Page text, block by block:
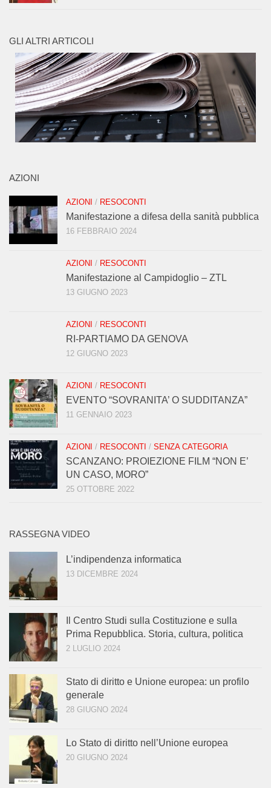
GLI ALTRI ARTICOLI
AZIONI
AZIONI / RESOCONTI
Manifestazione a difesa della sanità pubblica
16 FEBBRAIO 2024
AZIONI / RESOCONTI
Manifestazione al Campidoglio – ZTL
13 GIUGNO 2023
AZIONI / RESOCONTI
RI-PARTIAMO DA GENOVA
12 GIUGNO 2023
AZIONI / RESOCONTI
EVENTO “SOVRANITA’ O SUDDITANZA”
11 GENNAIO 2023
AZIONI / RESOCONTI / SENZA CATEGORIA
SCANZANO: PROIEZIONE FILM “NON E’
UN CASO, MORO”
25 OTTOBRE 2022
RASSEGNA VIDEO
L’indipendenza informatica
13 DICEMBRE 2024
Il Centro Studi sulla Costituzione e sulla
Prima Repubblica. Storia, cultura, politica
2 LUGLIO 2024
Stato di diritto e Unione europea: un profilo
generale
28 GIUGNO 2024
Lo Stato di diritto nell’Unione europea
20 GIUGNO 2024